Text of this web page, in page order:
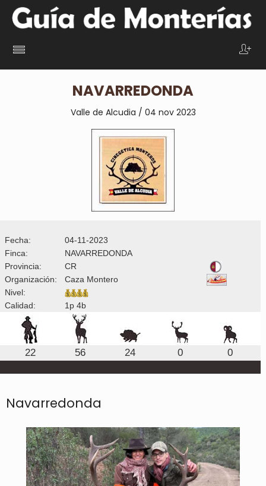
NAVARREDONDA
Valle de Alcudia / 04 nov 2023
Fecha:
04-11-2023
Finca:
NAVARREDONDA
Provincia:
CR
Organización:
Caza Montero
Nivel:
Calidad:
1p 4b
22 56 24 0 0
Navarredonda